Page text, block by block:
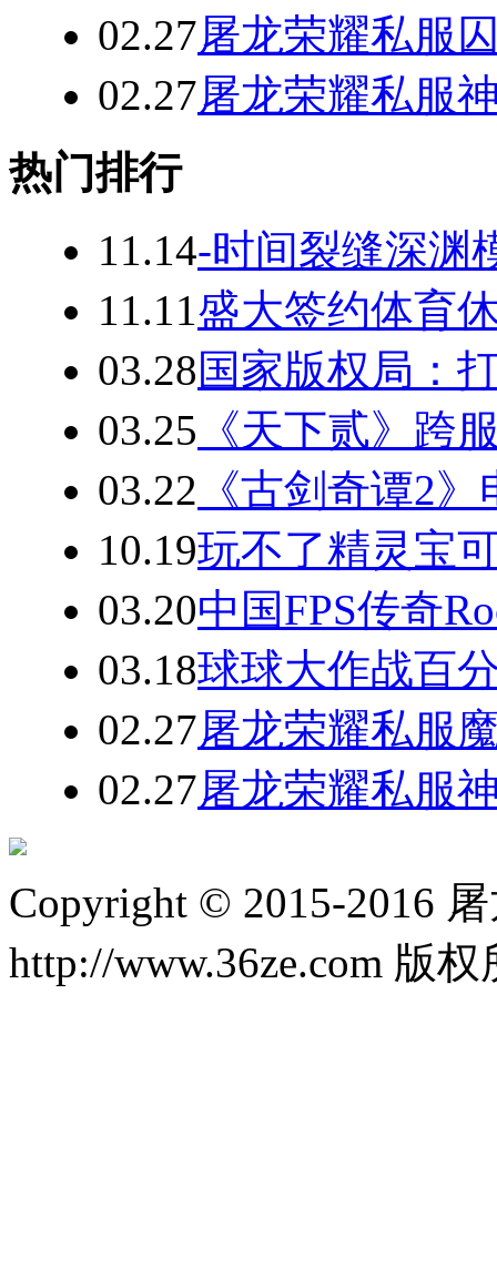
02.27屠龙荣耀私服
02.27屠龙荣耀私服
热门排行
11.14-时间裂缝深渊
11.11盛大签约体育
03.28国家版权局：
03.25 《天下贰》跨
03.22 《古剑奇谭2
10.19玩不了精灵宝
03.20中国FPS传奇
03.18球球大作战百
02.27屠龙荣耀私服
02.27屠龙荣耀私服
Copyright © 2015-2016
http://www.36ze.com 版权